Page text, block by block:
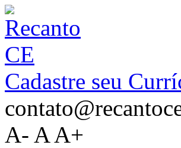
Cadastre seu
A- A A+